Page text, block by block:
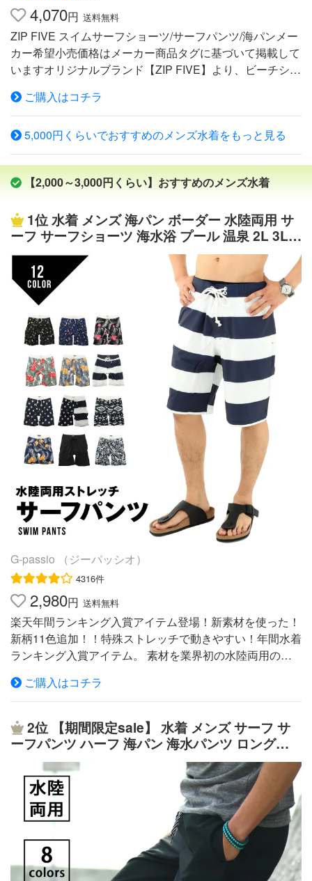
4,070円 送料無料
ZIP FIVE スイムサーフショーツ/サーフパンツ/海パンメー
カー希望小売価格はメーカー商品タグに基づいて掲載して
いますオリジナルブランド【ZIP FIVE】より、ビーチシー
登場。裏地のメッシュは肌に張り付きにくく乾きやすい
他、通気性もあるのでレジャーやフェスなどのアクティブ
なイベントでも活躍すること間違いなし！使いやすい無地
＆ボーダー柄やリゾートムードを盛り上げるフラワー柄・
アロハ柄を揃えた6バリエーション。ウエストのロープに
よるサイズ調節はもちろん、ベルクロ式前開きで簡単に着
ットの中のものが落ちにくいのも嬉しいポイントです。柄
に合わせた巾着袋を付属するなど、運びやすさ＆デザイン
にもこだわった仕上がりに！men's Model 身長176cm 体重
58KgでサイズMを着用しています。サイズ展開 S:M:L:XL
ご購入はコチラ
5,000円くらいでおすすめのメンズ水着をもっと見る
【2,000～3,000円くらい】おすすめのメンズ水着
1位水着 メンズ 海パン ボーダー 水陸両用 サ
ーフ サーフショーツ 海水浴 プール 温泉 2L 3L 4
L 5L 大きいサイズ 旅行 海外旅行 ハーフパンツ
G-passio （ジーパッシオ）
4316件
2,980円 送料無料
楽天年間ランキング入賞アイテム登場！新素材を使った！
新柄11色追加！！特殊ストレッチで動きやすい！年間水着
ランキング入賞アイテム。 素材を業界初の水陸両用の特
にするなど一新しました。 街履きでもイケちゃうスタイ
ルは継承。 海パンをいれる袋ももちろんついていて収納
もばっちり。 ストレッチが効いているので今まで以上に
サイズ選びは困りません！ カラー ボタニカル1ネイビー
ボタニカル1ブラック キャンプブラック キャンプネイビー
アロハネイビー ネイビースター ネイビーBボーダー ボタ
ニカル2ネイビー ボタニカル2グリーン ブラック スターボ
ーダー ネイビーオルテガ 生産国 中国 素材 表地：ポリエ
ステル93%ポリウレタン7% 裏地：ポリエステル100%
生地の伸縮性 あり 生地の透け感 なし 生地の厚み 普通 生
地のサイズ感 普通 SIZE（cm） メーカータグ表記 ウエス
ト 股上 股下 ワタリ 裾幅 S 79 75 28.5 24.5 29 25.5 M 85 7
ご購入はコチラ
2位
【期間限定sale】 水着 メンズ サーフ サ
ーフパンツ ハーフ 海パン 海水パンツ ロング丈
ビーチ ハーフパンツ 海外旅行 速乾 黒 紺 グレー
ネイビー ブラック ショートパンツM L LL ns-25
80-03finalm